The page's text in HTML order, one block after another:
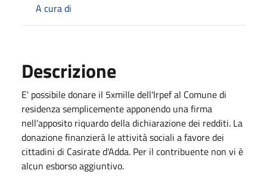
A cura di
Descrizione
E' possibile donare il 5xmille dell'Irpef al Comune di
residenza semplicemente apponendo una firma
nell'apposito riquardo della dichiarazione dei redditi. La
donazione finanzierà le attività sociali a favore dei
cittadini di Casirate d'Adda. Per il contribuente non vi è
alcun esborso aggiuntivo.